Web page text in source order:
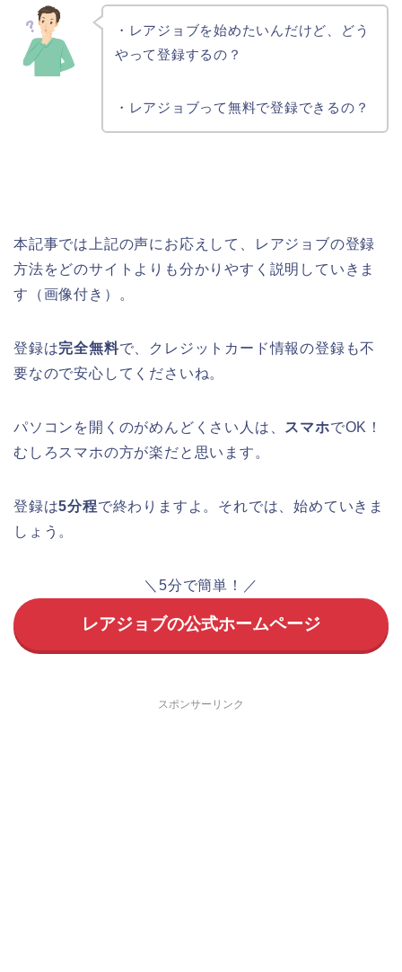
・レアジョブを始めたいんだけど、どう
やって登録するの？
・レアジョブって無料で登録できるの？
本記事では上記の声にお応えして、レアジョブの登録
方法をどのサイトよりも分かりやすく説明していきま
す（画像付き）。
登録は完全無料で、クレジットカード情報の登録も不
要なので安心してくださいね。
パソコンを開くのがめんどくさい人は、 スマホでOK！
むしろスマホの方が楽だと思います。
登録は5分程で終わりますよ。それでは、始めていきま
しょう。
＼5分で簡単！／
レアジョブの公式ホームページ
スポンサーリンク